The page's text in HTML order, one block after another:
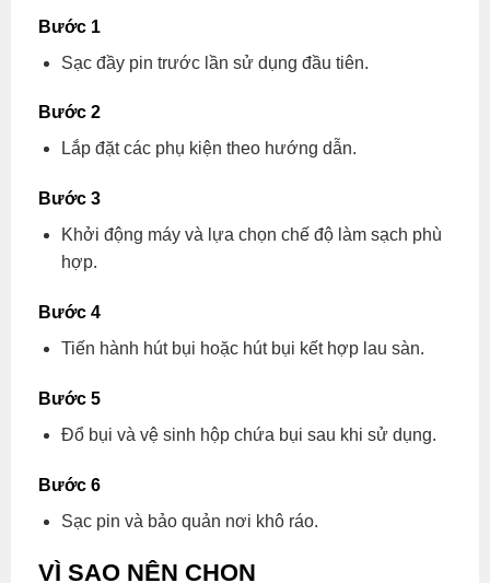
Bước 1
Sạc đầy pin trước lần sử dụng đầu tiên.
Bước 2
Lắp đặt các phụ kiện theo hướng dẫn.
Bước 3
Khởi động máy và lựa chọn chế độ làm sạch phù
hợp.
Bước 4
Tiến hành hút bụi hoặc hút bụi kết hợp lau sàn.
Bước 5
Đổ bụi và vệ sinh hộp chứa bụi sau khi sử dụng.
Bước 6
Sạc pin và bảo quản nơi khô ráo.
VÌ SAO NÊN CHỌN